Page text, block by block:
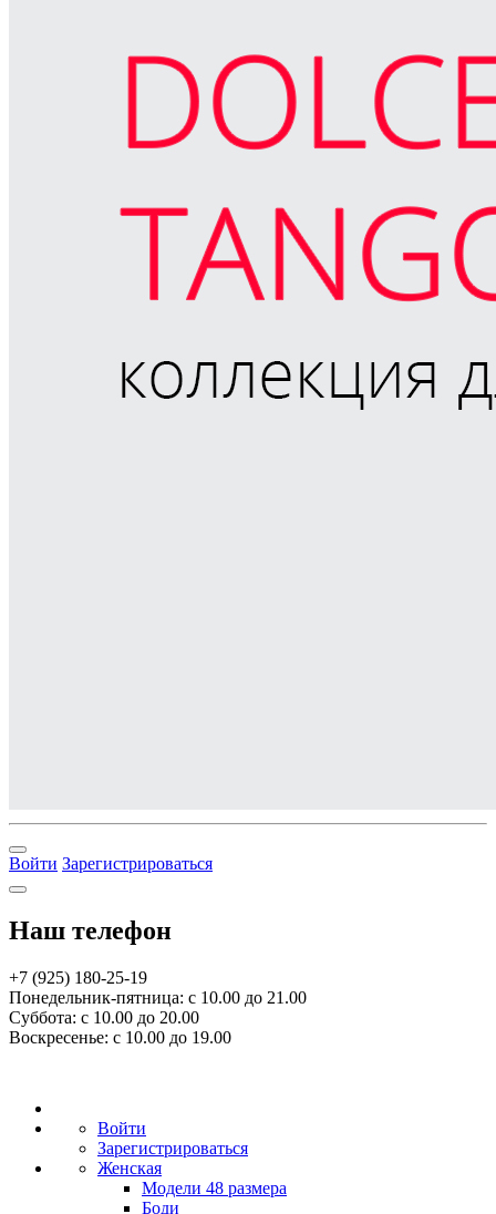
Войти Зарегистрироваться
Наш телефон
+7 (925) 180-25-19
Понедельник-пятница: с 10.00 до 21.00
Суббота: с 10.00 до 20.00
Воскресенье: с 10.00 до 19.00
Войти
Зарегистрироваться
Женская
Модели 48 размера
Боди